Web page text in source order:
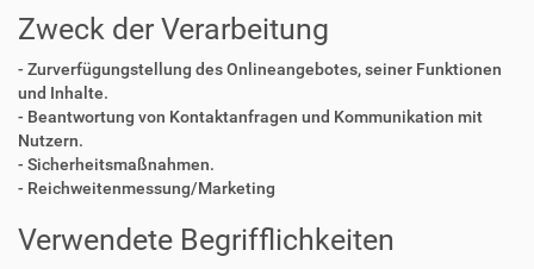
Zweck der Verarbeitung
- Zurverfügungstellung des Onlineangebotes, seiner Funktionen
und Inhalte.
- Beantwortung von Kontaktanfragen und Kommunikation mit
Nutzern.
- Sicherheitsmaßnahmen.
- Reichweitenmessung/Marketing
Verwendete Begrifflichkeiten